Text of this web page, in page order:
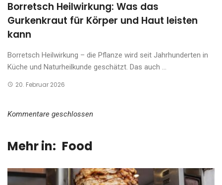
Borretsch Heilwirkung: Was das
Gurkenkraut für Körper und Haut leisten
kann
Borretsch Heilwirkung – die Pflanze wird seit Jahrhunderten in
Küche und Naturheilkunde geschätzt. Das auch ...
20. Februar 2026
Kommentare geschlossen
Mehr in: Food